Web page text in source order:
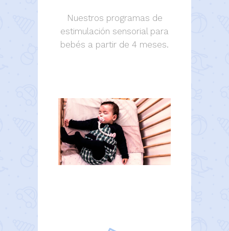
Nuestros programas de
estimulación sensorial para
bebés a partir de 4 meses.